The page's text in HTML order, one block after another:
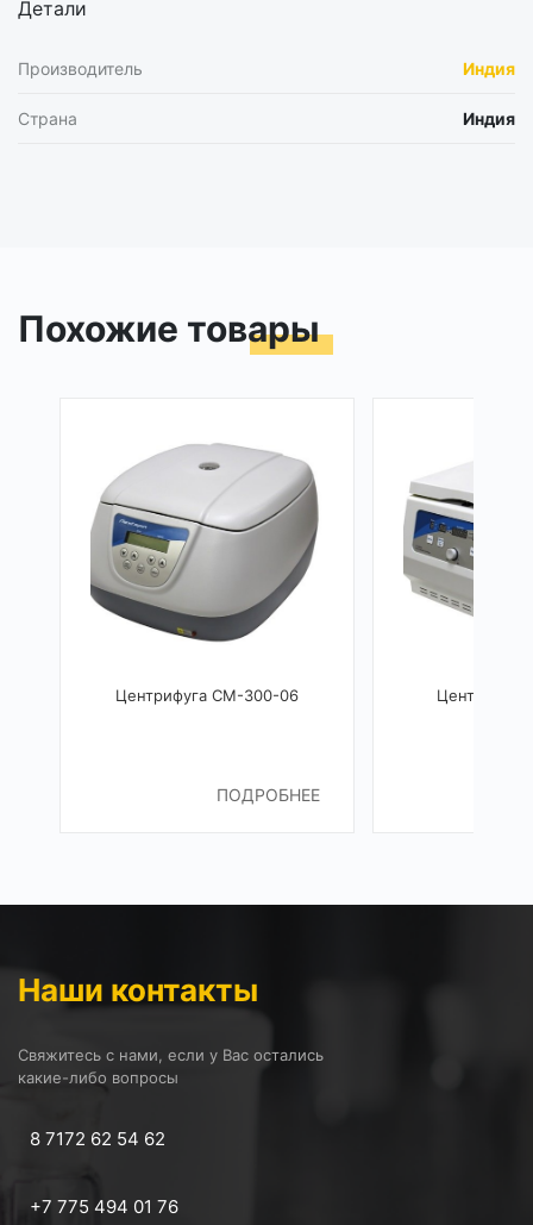
Детали
Производитель Индия
Страна Индия
Похожие товары
Центрифуга СМ-300-06
ПОДРОБНЕЕ
Наши контакты
Свяжитесь с нами, если у Вас остались
какие-либо вопросы
8 7172 62 54 62
+7 775 494 01 76